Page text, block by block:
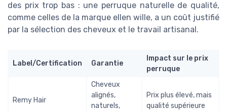
des prix trop bas : une perruque naturelle de qualité,
comme celles de la marque ellen wille, a un coût justifié
par la sélection des cheveux et le travail artisanal.
Label/Certification Garantie
Impact sur le prix
perruque
Remy Hair
Cheveux
alignés,
naturels,
Prix plus élevé, mais
qualité supérieure